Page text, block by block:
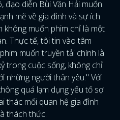
đạo diễn Bùi Văn Hải muốn
mẽ về gia đình và sự ích
không muốn phim chỉ là một
Thực tế, tôi tin vào tâm
muốn truyền tải chính là
trong cuộc sống, không chỉ
những người thân yêu." Với
quá lạm dụng yếu tố sợ
thác mối quan hệ gia đình
thách thức.